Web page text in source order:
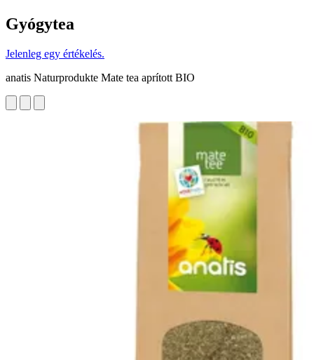
Gyógytea
Jelenleg egy értékelés.
anatis Naturprodukte Mate tea aprított BIO